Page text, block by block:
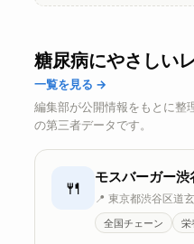
糖尿病にやさしい
一覧を見る →
編集部が公開情報をもとに整
の第三者データです。
🍴 モスバーガー
📍 東京都渋谷区道
全国チェーン
栄